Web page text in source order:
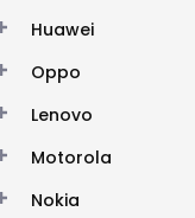
Huawei
Oppo
Lenovo
Motorola
Nokia